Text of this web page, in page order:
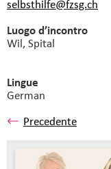
selbsthilfe@fzsg.ch
Luogo d’incontro
Wil, Spital
Lingue
German
Precedente